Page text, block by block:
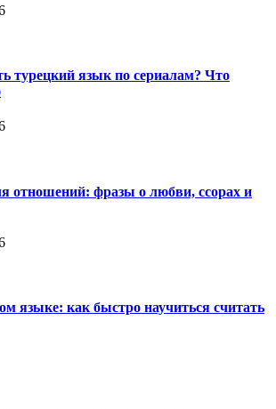
турецкий язык по сериалам? Что
отношений: фразы о любви, ссорах и
языке: как быстро научиться считать